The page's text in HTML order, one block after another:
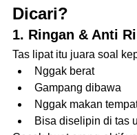
Dicari?
1. Ringan & Anti
Tas lipat itu juara soal
Nggak berat
Gampang dibawa
Nggak makan
Bisa diselipin di tas